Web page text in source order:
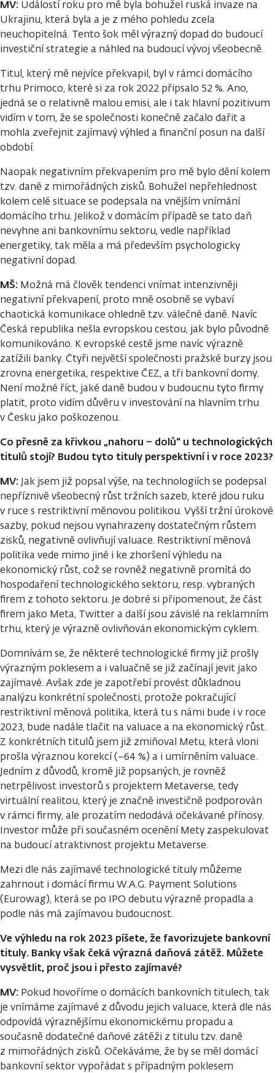
MV: Událostí roku pro mě byla bohužel ruská invaze na
Ukrajinu, která byla a je z mého pohledu zcela
neuchopitelná. Tento šok měl výrazný dopad do budoucí
investiční strategie a náhled na budoucí vývoj všeobecně.
Titul, který mě nejvíce překvapil, byl v rámci domácího
trhu Primoco, které si za rok 2022 připsalo 52 %. Ano,
jedná se o relativně malou emisi, ale i tak hlavní pozitivum
vidím v tom, že se společnosti konečně začalo dařit a
mohla zveřejnit zajímavý výhled a finanční posun na další
období.
Naopak negativním překvapením pro mě bylo dění kolem
tzv. daně z mimořádných zisků. Bohužel nepřehlednost
kolem celé situace se podepsala na vnějším vnímání
domácího trhu. Jelikož v domácím případě se tato daň
nevyhne ani bankovnímu sektoru, vedle například
energetiky, tak měla a má především psychologicky
negativní dopad.
MŠ: Možná má člověk tendenci vnímat intenzivněji
negativní překvapení, proto mně osobně se vybaví
chaotická komunikace ohledně tzv. válečné daně. Navíc
Česká republika nešla evropskou cestou, jak bylo původně
komunikováno. K evropské cestě jsme navíc výrazně
zatížili banky. Čtyři největší společnosti pražské burzy jsou
zrovna energetika, respektive ČEZ, a tři bankovní domy.
Není možné říct, jaké daně budou v budoucnu tyto firmy
platit, proto vidím důvěru v investování na hlavním trhu
v Česku jako poškozenou.
Co přesně za křivkou „nahoru – dolů“ u technologických
titulů stojí? Budou tyto tituly perspektivní i v roce 2023?
MV: Jak jsem již popsal výše, na technologiích se podepsal
nepříznivě všeobecný růst tržních sazeb, které jdou ruku
v ruce s restriktivní měnovou politikou. Vyšší tržní úrokové
sazby, pokud nejsou vynahrazeny dostatečným růstem
zisků, negativně ovlivňují valuace. Restriktivní měnová
politika vede mimo jiné i ke zhoršení výhledu na
ekonomický růst, což se rovněž negativně promítá do
hospodaření technologického sektoru, resp. vybraných
firem z tohoto sektoru. Je dobré si připomenout, že část
firem jako Meta, Twitter a další jsou závislé na reklamním
trhu, který je výrazně ovlivňován ekonomickým cyklem.
Domnívám se, že některé technologické firmy již prošly
výrazným poklesem a i valuačně se již začínají jevit jako
zajímavé. Avšak zde je zapotřebí provést důkladnou
analýzu konkrétní společnosti, protože pokračující
restriktivní měnová politika, která tu s námi bude i v roce
2023, bude nadále tlačit na valuace a na ekonomický růst.
Z konkrétních titulů jsem již zmiňoval Metu, která vloni
prošla výraznou korekcí (−64 %) a i umírněním valuace.
Jedním z důvodů, kromě již popsaných, je rovněž
netrpělivost investorů s projektem Metaverse, tedy
virtuální realitou, který je značně investičně podporován
v rámci firmy, ale prozatím nedodává očekávané přínosy.
Investor může při současném ocenění Mety zaspekulovat
na budoucí atraktivnost projektu Metaverse.
Mezi dle nás zajímavé technologické tituly můžeme
zahrnout i domácí firmu W.A.G. Payment Solutions
(Eurowag), která se po IPO debutu výrazně propadla a
podle nás má zajímavou budoucnost.
Ve výhledu na rok 2023 píšete, že favorizujete bankovní
tituly. Banky však čeká výrazná daňová zátěž. Můžete
vysvětlit, proč jsou i přesto zajímavé?
MV: Pokud hovoříme o domácích bankovních titulech, tak
je vnímáme zajímavé z důvodu jejich valuace, která dle nás
odpovídá výraznějšímu ekonomickému propadu a
současně dodatečné daňové zátěži z titulu tzv. daně
z mimořádných zisků. Očekáváme, že by se měl domácí
bankovní sektor vypořádat s případným poklesem